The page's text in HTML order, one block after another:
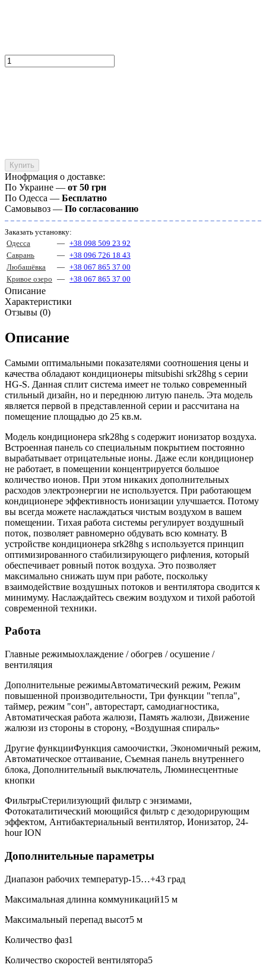
Купить
Инофрмация о доставке:
По Украине — от 50 грн
По Одесса — Бесплатно
Самовывоз — По согласованию
Заказать установку:
Одесса
— +38 098 509 23 92
Саврань
— +38 096 726 18 43
Любашёвка
— +38 067 865 37 00
Кривое озеро — +38 067 865 37 00
Описание
Характеристики
Отзывы (0)
Описание
Самыми оптимальными показателями соотношения цены и
качества обладают кондиционеры mitsubishi srk28hg s серии
HG-S. Данная сплит система имеет не только современный
стильный дизайн, но и переднюю литую панель. Эта модель
является первой в представленной серии и рассчитана на
помещение площадью до 25 кв.м.
Модель кондиционера srk28hg s содержит ионизатор воздуха.
Встроенная панель со специальным покрытием постоянно
вырабатывает отрицательные ионы. Даже если кондиционер
не работает, в помещении концентрируется большое
количество ионов. При этом никаких дополнительных
расходов электроэнергии не используется. При работающем
кондиционере эффективность ионизации улучшается. Потому
вы всегда можете наслаждаться чистым воздухом в вашем
помещении. Тихая работа системы регулирует воздушный
поток, позволяет равномерно обдувать всю комнату. В
устройстве кондиционера srk28hg s используется принцип
оптимизированного стабилизирующего рифления, который
обеспечивает ровный поток воздуха. Это позволяет
максимально снижать шум при работе, поскольку
взаимодействие воздушных потоков и вентилятора сводится к
минимуму. Наслаждайтесь свежим воздухом и тихой работой
современной техники.
Работа
Главные режимыохлаждение / обогрев / осушение /
вентиляция
Дополнительные режимыАвтоматический режим, Режим
повышенной производительности, Три функции "тепла",
таймер, режим "сон", авторестарт, самодиагностика,
Автоматическая работа жалюзи, Память жалюзи, Движение
жалюзи из стороны в сторону, «Воздушная спираль»
Другие функцииФункция самоочистки, Экономичный режим,
Автоматическое оттаивание, Съемная панель внутреннего
блока, Дополнительный выключатель, Люминесцентные
кнопки
ФильтрыСтерилизующий фильтр с энзимами,
Фотокаталитический моющийся фильтр с дезодорирующим
эффектом, Антибактериальный вентилятор, Ионизатор, 24-
hour ION
Дополнительные параметры
Диапазон рабочих температур-15…+43 град
Максимальная длинна коммуникаций15 м
Максимальный перепад высот5 м
Количество фаз1
Количество скоростей вентилятора5